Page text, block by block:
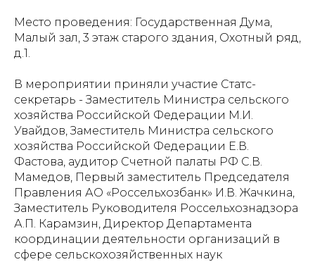
Место проведения: Государственная Дума,
Малый зал, 3 этаж старого здания, Охотный ряд,
д.1.
В мероприятии приняли участие Статс-
секретарь - Заместитель Министра сельского
хозяйства Российской Федерации М.И.
Увайдов, Заместитель Министра сельского
хозяйства Российской Федерации Е.В.
Фастова, аудитор Счетной палаты РФ С.В.
Мамедов, Первый заместитель Председателя
Правления АО «Россельхозбанк» И.В. Жачкина,
Заместитель Руководителя Россельхознадзора
А.П. Карамзин, Директор Департамента
координации деятельности организаций в
сфере сельскохозяйственных наук